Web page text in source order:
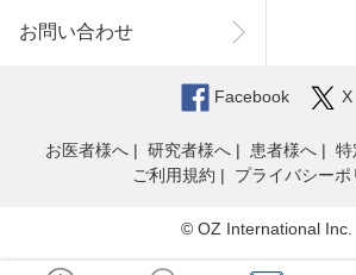
お問い合わせ
Facebook X
お医者様へ 研究者様へ 患者様へ
特
ご利用規約
プライバシーポ
© OZ International Inc.